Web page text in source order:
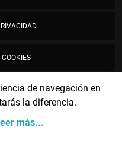
de navegación en
la diferencia.
más...